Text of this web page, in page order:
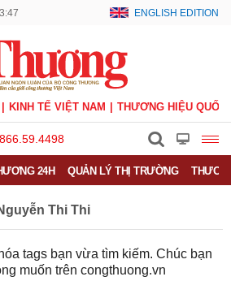
ENGLISH EDITION
KINH TẾ VIỆT NAM THƯƠNG HIỆU QUỐC
24H QUẢN LÝ THỊ TRƯỜNG
Thi Thi
tags bạn vừa tìm kiếm. Chúc bạn
muốn trên congthuong.vn